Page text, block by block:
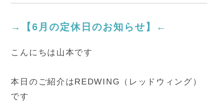
→【6月の定休日のお知らせ】←
こんにちは山本です
本日のご紹介はREDWING（レッドウィング）
です